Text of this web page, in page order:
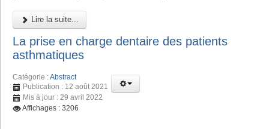
Lire la suite...
La prise en charge dentaire des patients
asthmatiques
Catégorie :Abstract
Publication : 12 août 2021
Mis à jour : 29 avril 2022
Affichages : 3206